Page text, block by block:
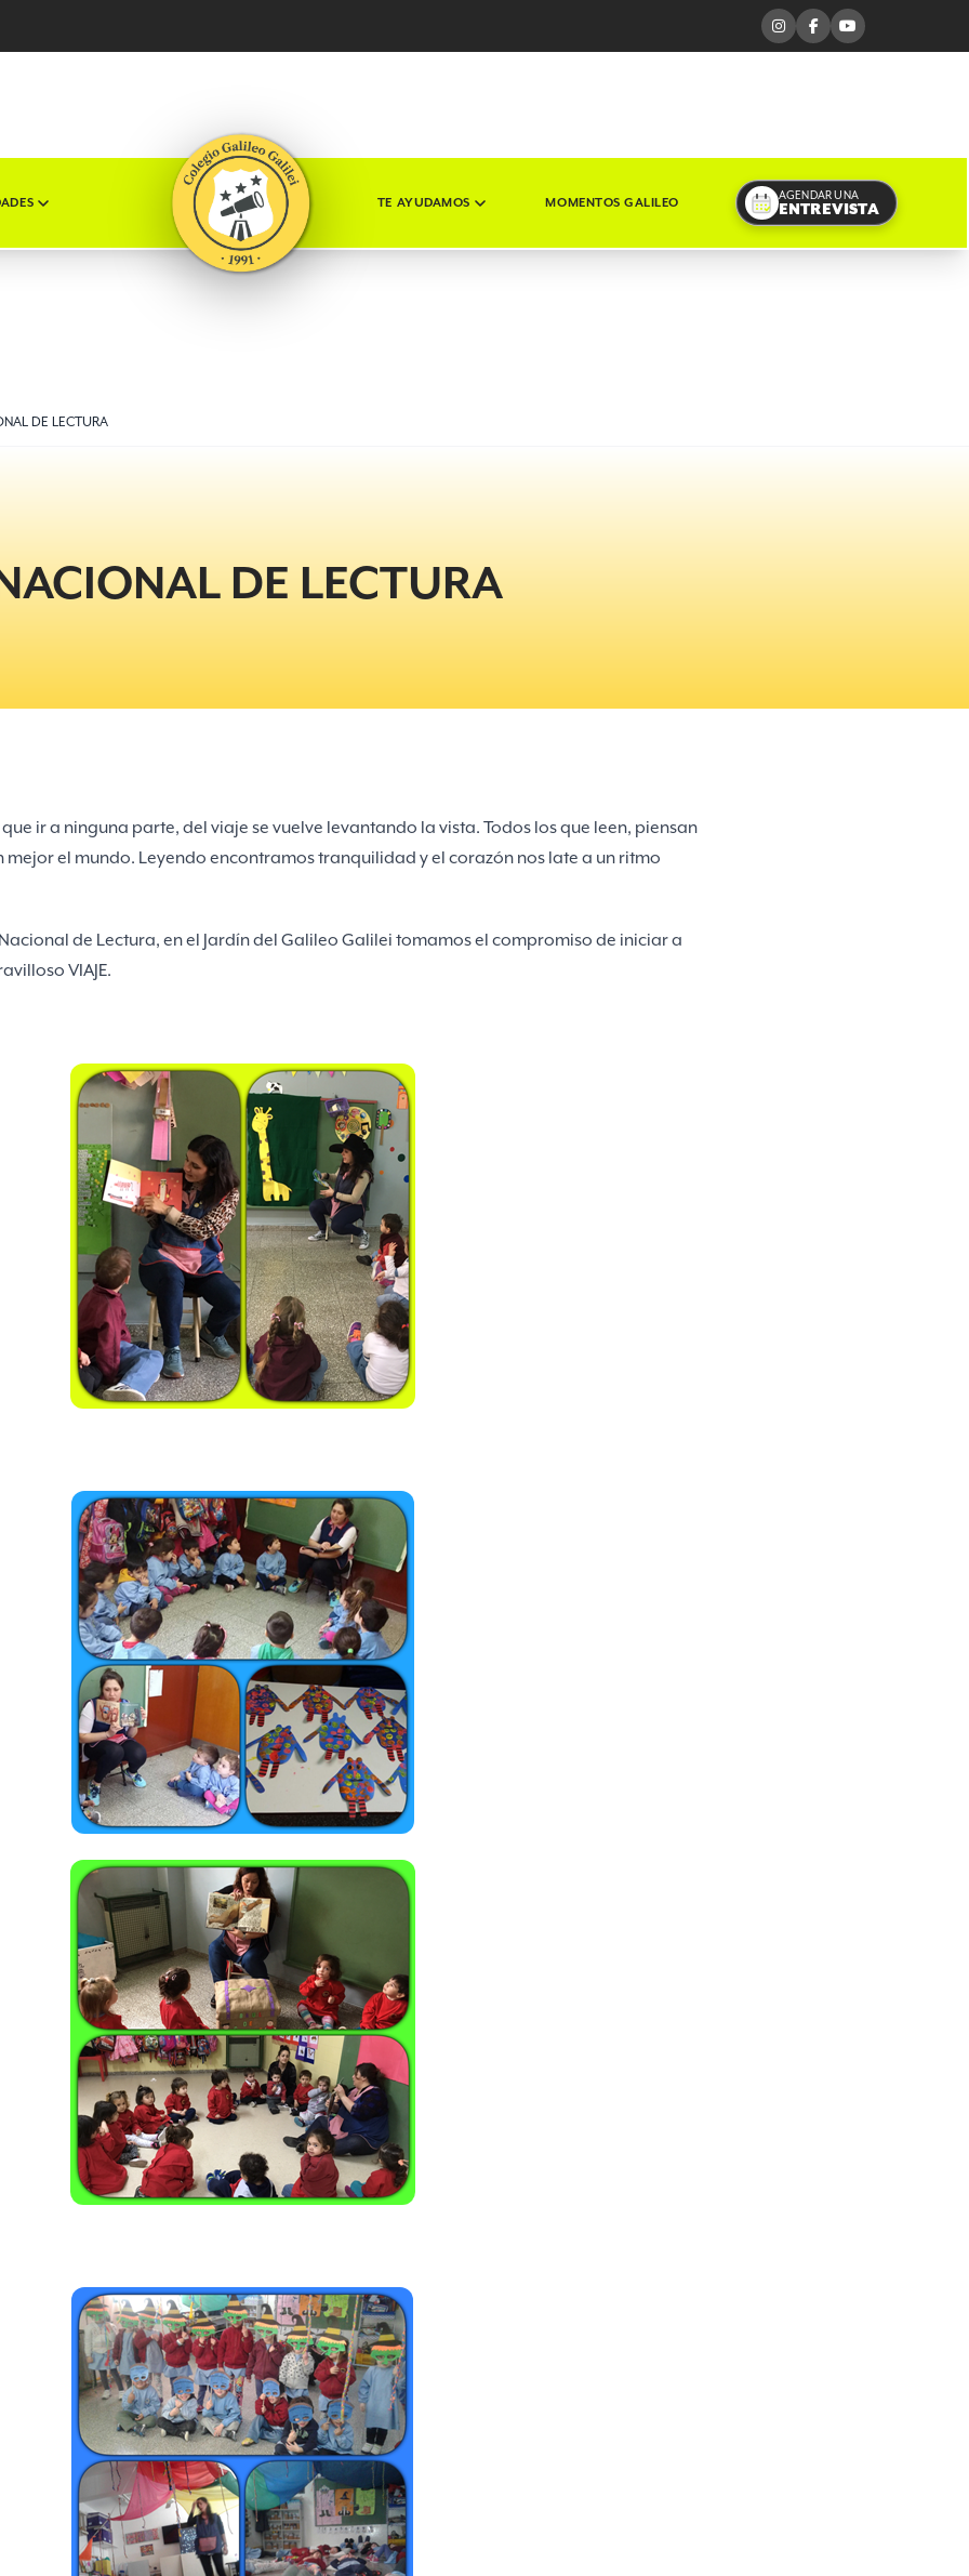
TE AYUDAMOS MOMENTOS GALILEO AGENDAR UNA
ENTREVISTA
DE LECTURA
DE LECTURA
ir a ninguna parte, del viaje se vuelve levantando la vista. Todos los que leen, piensan
mejor el mundo. Leyendo encontramos tranquilidad y el corazón nos late a un ritmo
de Lectura, en el Jardín del Galileo Galilei tomamos el compromiso de iniciar a
VIAJE.